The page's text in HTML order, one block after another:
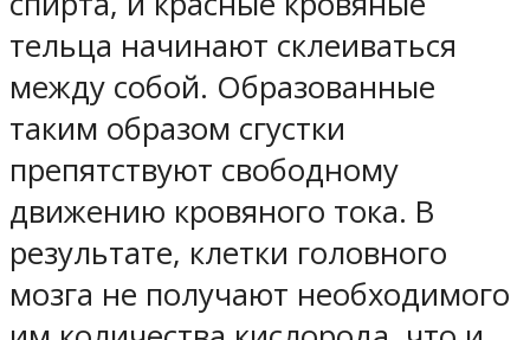
тельца начинают склеиваться
между собой. Образованные
таким образом сгустки
препятствуют свободному
движению кровяного тока. В
результате, клетки головного
мозга не получают необходимого